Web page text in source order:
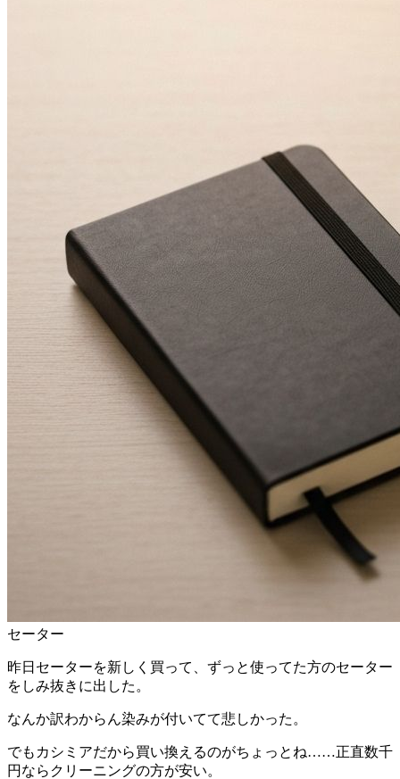
セーター
昨日セーターを新しく買って、ずっと使ってた方のセーター
をしみ抜きに出した。
なんか訳わからん染みが付いてて悲しかった。
でもカシミアだから買い換えるのがちょっとね……正直数千
円ならクリーニングの方が安い。